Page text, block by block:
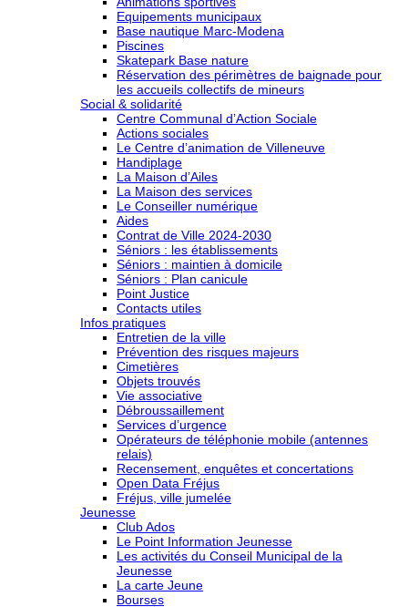
Equipements municipaux
Base nautique Marc-Modena
Piscines
Skatepark Base nature
Réservation des périmètres de baignade pour
les accueils collectifs de mineurs
Social & solidarité
Centre Communal d’Action Sociale
Actions sociales
Le Centre d’animation de Villeneuve
Handiplage
La Maison d’Ailes
La Maison des services
Le Conseiller numérique
Aides
Contrat de Ville 2024-2030
Séniors : les établissements
Séniors : maintien à domicile
Séniors : Plan canicule
Point Justice
Contacts utiles
Infos pratiques
Entretien de la ville
Prévention des risques majeurs
Cimetières
Objets trouvés
Vie associative
Débroussaillement
Services d’urgence
Opérateurs de téléphonie mobile (antennes
relais)
Recensement, enquêtes et concertations
Open Data Fréjus
Fréjus, ville jumelée
Jeunesse
Club Ados
Le Point Information Jeunesse
Les activités du Conseil Municipal de la
Jeunesse
La carte Jeune
Bourses